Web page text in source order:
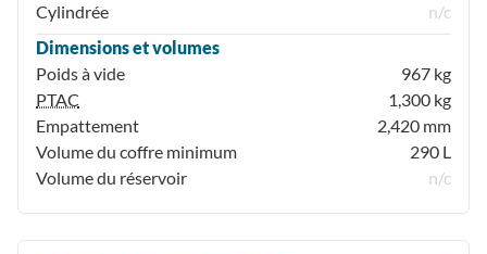
Cylindrée
n/c
Dimensions et volumes
Poids à vide
967 kg
PTAC
1,300 kg
Empattement
2,420 mm
Volume du coffre minimum
290 L
Volume du réservoir
n/c